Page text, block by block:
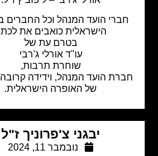
הועד המנהל וכל החברים באופרה
הישראלית כואבים את לכתה
בטרם עת של
עו"ד אורלי ג'רבי
שוחרת תרבות,
הועד המנהל, וידידה קרובה ואהובה
של האופרה הישראלית.
יבגני צ'פרוניך ז"ל
נובמבר 11, 2024